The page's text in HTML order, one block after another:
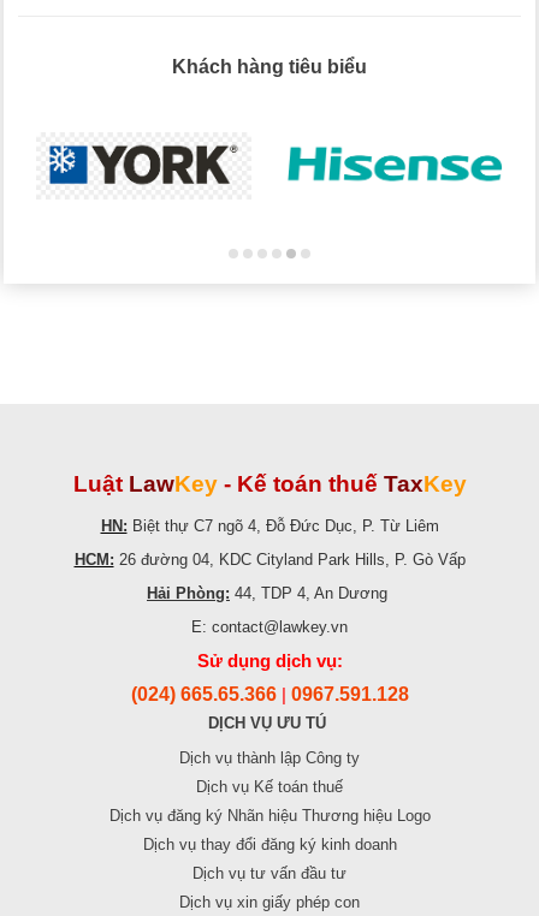
Khách hàng tiêu biểu
Luật LawKey - Kế toán thuế TaxKey
HN: Biệt thự C7 ngõ 4, Đỗ Đức Dục, P. Từ Liêm
HCM: 26 đường 04, KDC Cityland Park Hills, P. Gò Vấp
Hải Phòng: 44, TDP 4, An Dương
E: contact@lawkey.vn
Sử dụng dịch vụ:
(024) 665.65.366 0967.591.128
DỊCH VỤ ƯU TÚ
Dịch vụ thành lập Công ty
Dịch vụ Kế toán thuế
Dịch vụ đăng ký Nhãn hiệu Thương hiệu Logo
Dịch vụ thay đổi đăng ký kinh doanh
Dịch vụ tư vấn đầu tư
Dịch vụ xin giấy phép con